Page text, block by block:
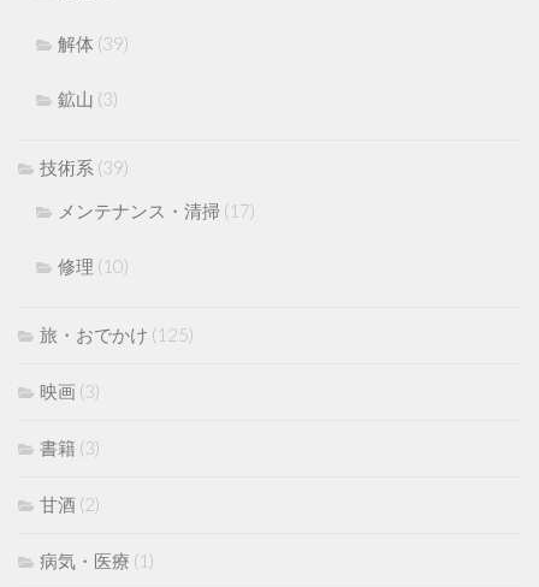
解体 (39)
鉱山 (3)
技術系 (39)
メンテナンス・清掃 (17)
修理 (10)
旅・おでかけ (125)
映画 (3)
書籍 (3)
甘酒 (2)
病気・医療 (1)